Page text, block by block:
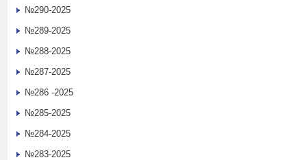
№290-2025
№289-2025
№288-2025
№287-2025
№286 -2025
№285-2025
№284-2025
№283-2025